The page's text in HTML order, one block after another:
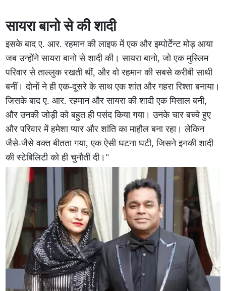
सायरा बानो से की शादी
इसके बाद ए. आर. रहमान की लाइफ में एक और इम्पोर्टेन्ट मोड़ आया
जब उन्होंने सायरा बानो से शादी की। सायरा बानो, जो एक मुस्लिम
परिवार से ताल्लुक रखती थीं, और वो रहमान की सबसे करीबी साथी
बनीं। दोनों ने ही एक-दूसरे के साथ एक शांत और गहरा रिश्ता बनाया।
जिसके बाद ए. आर. रहमान और सायरा की शादी एक मिसाल बनी,
और उनकी जोड़ी को बहुत ही पसंद किया गया। उनके चार बच्चे हुए
और परिवार में हमेशा प्यार और शांति का माहौल बना रहा। लेकिन
जैसे-जैसे वक्त बीतता गया, एक ऐसी घटना घटी, जिसने इनकी शादी
की स्टेबिलिटी को ही चुनौती दी।"